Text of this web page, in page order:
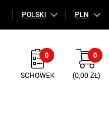
POLSKI PLN
0
SCHOWEK
0
(0,00 ZŁ)